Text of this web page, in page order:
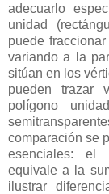
adecuarlo
unidad
puede
variando a la
sitúan en los
pueden trazar
polígono
comparación se
esenciales: el
equivale a la
ilustrar